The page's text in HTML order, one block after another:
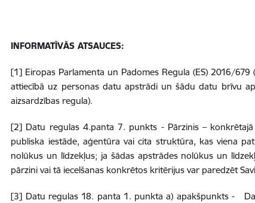
INFORMATĪVĀS ATSAUCES:
[1] Eiropas Parlamenta un Padomes Regula (ES) 2016/
attiecībā uz personas datu apstrādi un šādu datu brīvu
aizsardzības regula).
[2] Datu regulas 4.panta 7. punkts - Pārzinis –
publiska iestāde, aģentūra vai cita struktūra, kas viena
nolūkus un līdzekļus; ja šādas apstrādes nolūkus un
pārzini vai tā iecelšanas konkrētos kritērijus var paredzēt
[3] Datu regulas 18. panta 1. punkta a) apakšpunkts -